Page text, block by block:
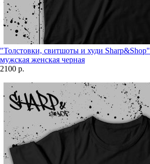
"Толстовки, свитшоты и худи
мужская женская черная
2100 р.